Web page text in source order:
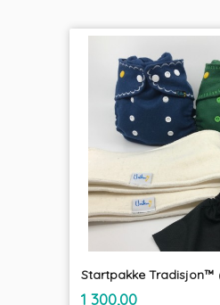
Startpakke Tradisjon™
Pris
1 300,00